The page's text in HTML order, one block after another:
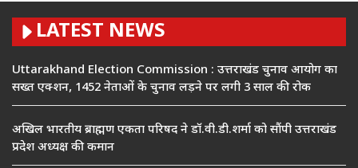
LATEST NEWS
Uttarakhand Election Commission : उत्तराखंड चुनाव आयोग का
सख्त एक्शन, 1452 नेताओं के चुनाव लड़ने पर लगी 3 साल की रोक
अखिल भारतीय ब्राह्मण एकता परिषद ने डॉ.वी.डी.शर्मा को सौंपी उत्तराखंड
प्रदेश अध्यक्ष की कमान